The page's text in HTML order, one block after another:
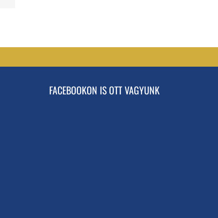
FACEBOOKON IS OTT VAGYUNK